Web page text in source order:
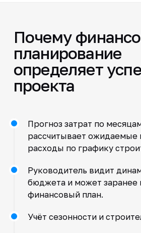
Почему
планирование
определяет
проекта
Прогноз затрат по
рассчитывает ожидаемые
расходы по графику
Руководитель видит
бюджета и может заранее
финансовый план.
Учёт сезонности и